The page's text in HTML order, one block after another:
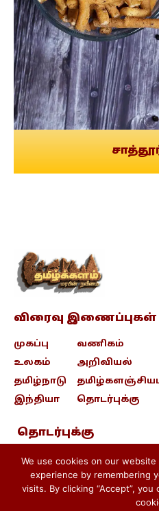
விரைவு இணைப்புகள்
முகப்பு
உலகம்
தமிழ்நாடு
இந்தியா
வணிகம்
அறிவியல்
தொடர்புக்கு
தொடர்புக்கு
Privacy Policy .
We use cookies on our
experience by remembering
visits. By clicking “Accept”,